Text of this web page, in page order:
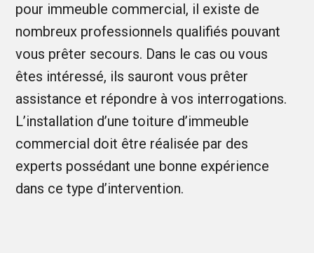
pour immeuble commercial, il existe de
nombreux professionnels qualifiés pouvant
vous prêter secours. Dans le cas ou vous
êtes intéressé, ils sauront vous prêter
assistance et répondre à vos interrogations.
L’installation d’une toiture d’immeuble
commercial doit être réalisée par des
experts possédant une bonne expérience
dans ce type d’intervention.